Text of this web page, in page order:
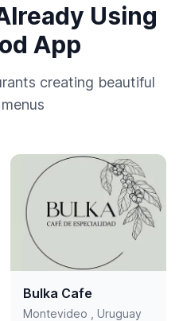
Using
App
creating beautiful
Bulka Cafe
Montevideo , Uruguay